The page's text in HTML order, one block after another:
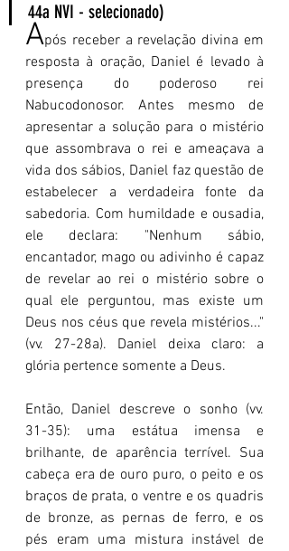
44a NVI - selecionado)
Após receber a revelação divina em
resposta à oração, Daniel é levado à
presença do poderoso rei
Nabucodonosor. Antes mesmo de
apresentar a solução para o mistério
que assombrava o rei e ameaçava a
vida dos sábios, Daniel faz questão de
estabelecer a verdadeira fonte da
sabedoria. Com humildade e ousadia,
ele declara: "Nenhum sábio,
encantador, mago ou adivinho é capaz
de revelar ao rei o mistério sobre o
qual ele perguntou, mas existe um
Deus nos céus que revela mistérios..."
(vv. 27-28a). Daniel deixa claro: a
glória pertence somente a Deus.
Então, Daniel descreve o sonho (vv.
31-35): uma estátua imensa e
brilhante, de aparência terrível. Sua
cabeça era de ouro puro, o peito e os
braços de prata, o ventre e os quadris
de bronze, as pernas de ferro, e os
pés eram uma mistura instável de